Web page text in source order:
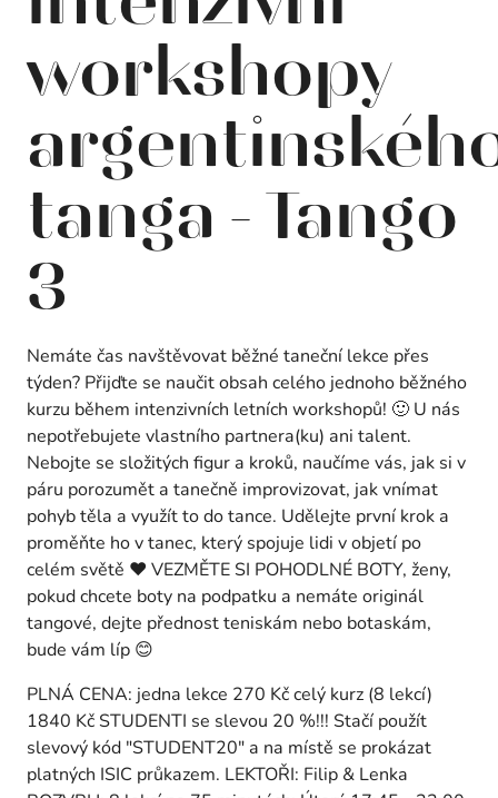
workshopy
tanga - Tango
3
Nemáte čas navštěvovat běžné taneční lekce přes
týden? Přijďte se naučit obsah celého jednoho běžného
kurzu během intenzivních letních workshopů! 🙂 U nás
nepotřebujete vlastního partnera(ku) ani talent.
Nebojte se složitých figur a kroků, naučíme vás, jak si v
páru porozumět a tanečně improvizovat, jak vnímat
pohyb těla a využít to do tance. Udělejte první krok a
proměňte ho v tanec, který spojuje lidi v objetí po
celém světě ❤️ VEZMĚTE SI POHODLNÉ BOTY, ženy,
pokud chcete boty na podpatku a nemáte originál
tangové, dejte přednost teniskám nebo botaskám,
bude vám líp 😊
PLNÁ CENA: jedna lekce 270 Kč celý kurz (8 lekcí)
1840 Kč STUDENTI se slevou 20 %!!! Stačí použít
slevový kód "STUDENT20" a na místě se prokázat
platných ISIC průkazem. LEKTOŘI: Filip & Lenka